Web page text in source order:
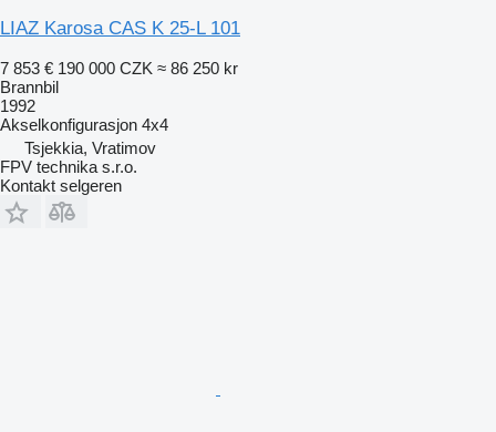
LIAZ Karosa CAS K 25-L 101
7 853 € 190 000 CZK ≈ 86 250 kr
Brannbil
1992
Akselkonfigurasjon 4x4
Tsjekkia, Vratimov
FPV technika s.r.o.
Kontakt selgeren